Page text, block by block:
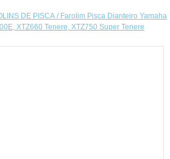
DE PISCA / Farolim Pisca Dianteiro Yamaha
XTZ660 Tenere, XTZ750 Super Tenere